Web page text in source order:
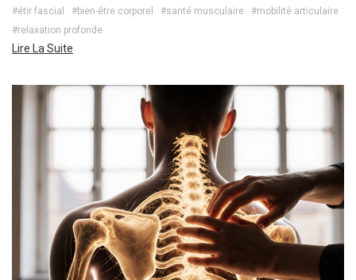
#étir fascial #bien-être corporel #santé musculaire
#mobilité articulaire
#relaxation profonde
Lire La Suite